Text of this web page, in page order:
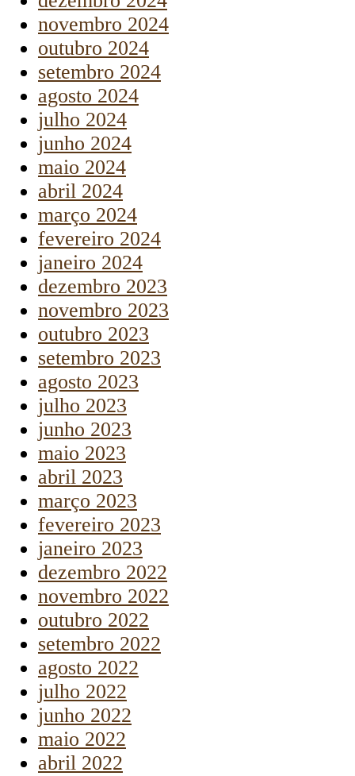
novembro 2024
outubro 2024
setembro 2024
agosto 2024
julho 2024
junho 2024
maio 2024
abril 2024
março 2024
fevereiro 2024
janeiro 2024
dezembro 2023
novembro 2023
outubro 2023
setembro 2023
agosto 2023
julho 2023
junho 2023
maio 2023
abril 2023
março 2023
fevereiro 2023
janeiro 2023
dezembro 2022
novembro 2022
outubro 2022
setembro 2022
agosto 2022
julho 2022
junho 2022
maio 2022
abril 2022